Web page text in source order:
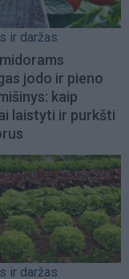
ir daržas
jodo ir pieno
kaip
laistyti ir purkšti
ir daržas